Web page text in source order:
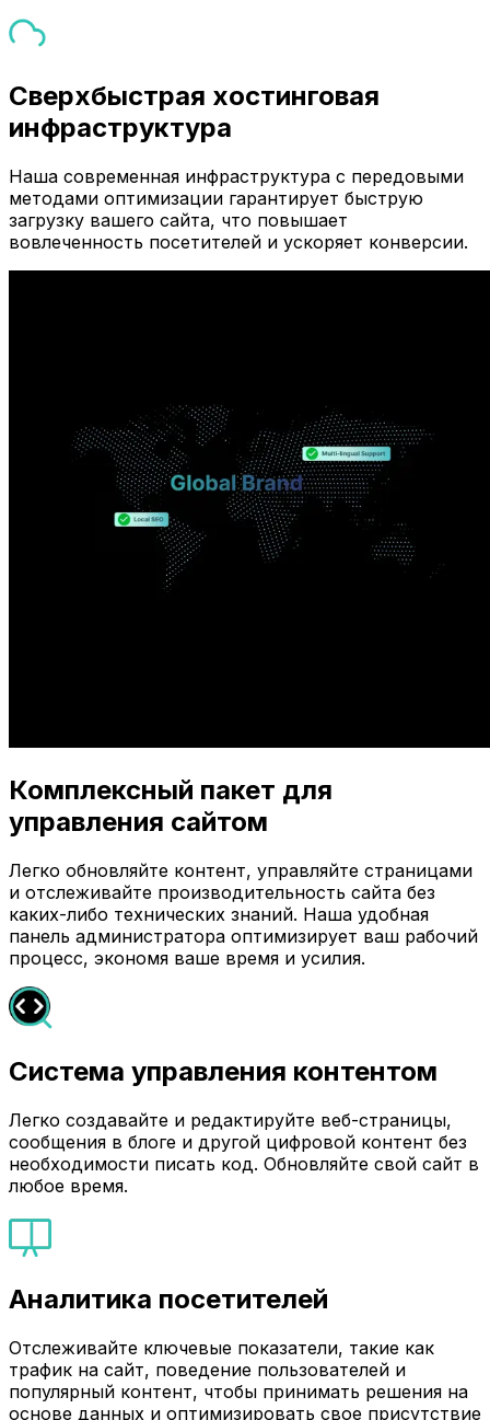
Сверхбыстрая хостинговая
инфраструктура
Наша современная инфраструктура с передовыми
методами оптимизации гарантирует быструю
загрузку вашего сайта, что повышает
вовлеченность посетителей и ускоряет конверсии.
Комплексный пакет для
управления сайтом
Легко обновляйте контент, управляйте страницами
и отслеживайте производительность сайта без
каких-либо технических знаний. Наша удобная
панель администратора оптимизирует ваш рабочий
процесс, экономя ваше время и усилия.
Система управления контентом
Легко создавайте и редактируйте веб-страницы,
сообщения в блоге и другой цифровой контент без
необходимости писать код. Обновляйте свой сайт в
любое время.
Аналитика посетителей
Отслеживайте ключевые показатели, такие как
трафик на сайт, поведение пользователей и
популярный контент, чтобы принимать решения на
основе данных и оптимизировать свое присутствие